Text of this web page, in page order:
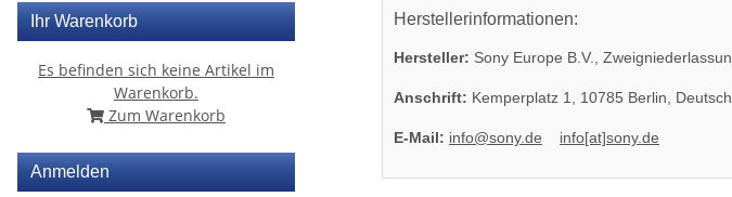
Herstellerinformationen:
Hersteller: Sony Europe B.V.,
Anschrift: Kemperplatz 1, 10785 Berlin,
E-Mail: info@sony.de info[at]sony.de
Ihr Warenkorb
Es befinden sich keine Artikel im
Warenkorb.
Zum Warenkorb
Anmelden